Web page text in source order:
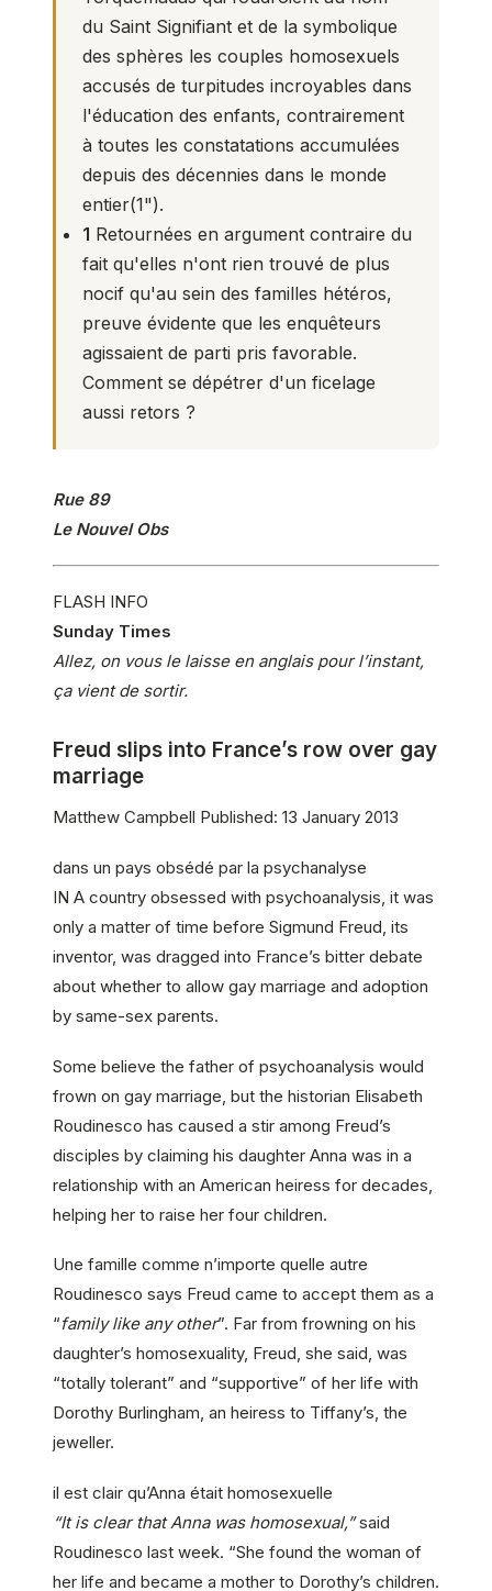
du Saint Signifiant et de la symbolique
des sphères les couples homosexuels
accusés de turpitudes incroyables dans
l'éducation des enfants, contrairement
à toutes les constatations accumulées
depuis des décennies dans le monde
entier(1").
1 Retournées en argument contraire du
fait qu'elles n'ont rien trouvé de plus
nocif qu'au sein des familles hétéros,
preuve évidente que les enquêteurs
agissaient de parti pris favorable.
Comment se dépétrer d'un ficelage
aussi retors ?
Rue 89
Le Nouvel Obs
FLASH INFO
Sunday Times
Allez, on vous le laisse en anglais pour l’instant,
ça vient de sortir.
Freud slips into France’s row over gay
marriage
Matthew Campbell Published: 13 January 2013
dans un pays obsédé par la psychanalyse
IN A country obsessed with psychoanalysis, it was
only a matter of time before Sigmund Freud, its
inventor, was dragged into France’s bitter debate
about whether to allow gay marriage and adoption
by same-sex parents.
Some believe the father of psychoanalysis would
frown on gay marriage, but the historian Elisabeth
Roudinesco has caused a stir among Freud’s
disciples by claiming his daughter Anna was in a
relationship with an American heiress for decades,
helping her to raise her four children.
Une famille comme n’importe quelle autre
Roudinesco says Freud came to accept them as a
“family like any other”. Far from frowning on his
daughter’s homosexuality, Freud, she said, was
“totally tolerant” and “supportive” of her life with
Dorothy Burlingham, an heiress to Tiffany’s, the
jeweller.
il est clair qu’Anna était homosexuelle
“It is clear that Anna was homosexual,”said
Roudinesco last week. “She found the woman of
her life and became a mother to Dorothy’s children.